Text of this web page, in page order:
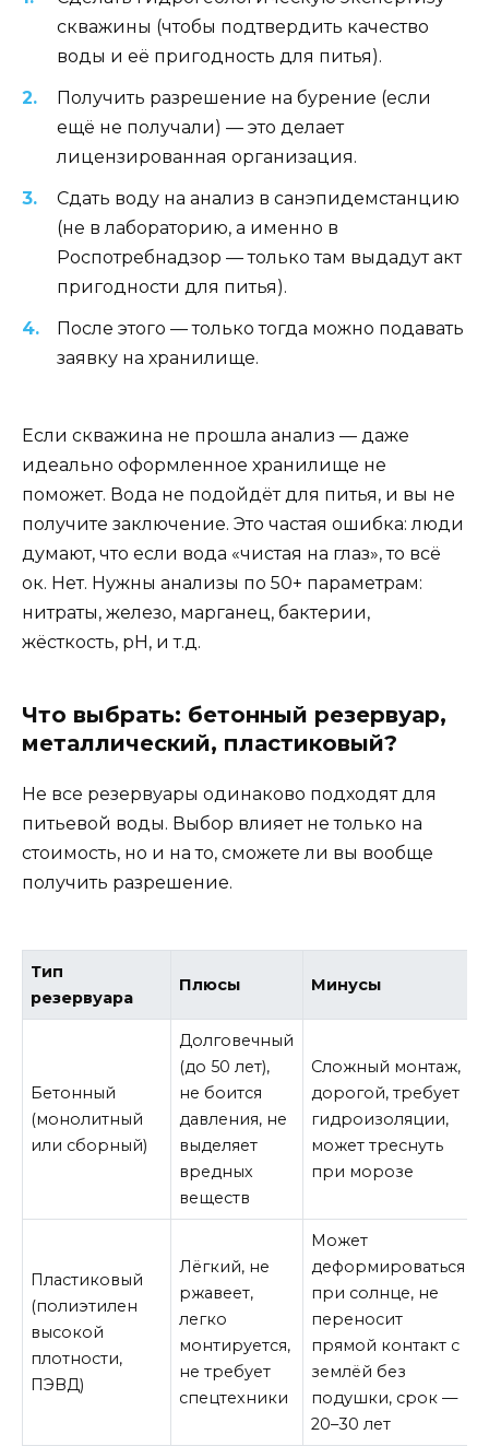
скважины (чтобы подтвердить качество
воды и её пригодность для питья).
Получить разрешение на бурение (если
ещё не получали) — это делает
лицензированная организация.
Сдать воду на анализ в санэпидемстанцию
(не в лабораторию, а именно в
Роспотребнадзор — только там выдадут акт
пригодности для питья).
После этого — только тогда можно подавать
заявку на хранилище.
Если скважина не прошла анализ — даже
идеально оформленное хранилище не
поможет. Вода не подойдёт для питья, и вы не
получите заключение. Это частая ошибка: люди
думают, что если вода «чистая на глаз», то всё
ок. Нет. Нужны анализы по 50+ параметрам:
нитраты, железо, марганец, бактерии,
жёсткость, pH, и т.д.
Что выбрать: бетонный резервуар,
металлический, пластиковый?
Не все резервуары одинаково подходят для
питьевой воды. Выбор влияет не только на
стоимость, но и на то, сможете ли вы вообще
получить разрешение.
Тип
резервуара
Плюсы Минусы
Бетонный
(монолитный
или сборный)
Долговечный
(до 50 лет),
не боится
давления, не
выделяет
вредных
веществ
Сложный монтаж,
дорогой, требует
гидроизоляции,
может треснуть
при морозе
Пластиковый
(полиэтилен
высокой
плотности,
ПЭВД)
Лёгкий, не
ржавеет,
легко
монтируется,
не требует
спецтехники
Может
деформироваться
при солнце, не
переносит
прямой контакт с
землёй без
подушки, срок —
20–30 лет